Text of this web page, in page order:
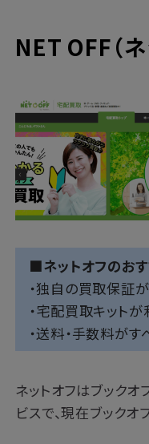
NET OFF（ネ
■ネットオフのお
・独自の買取保証
・宅配買取キット
・送料・手数料が
ネットオフはブック
ビスで、現在ブックオ